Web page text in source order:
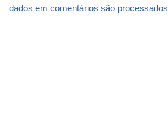
dados em comentários são processados